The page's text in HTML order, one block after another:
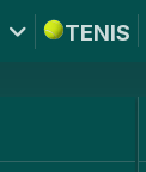
TENIS